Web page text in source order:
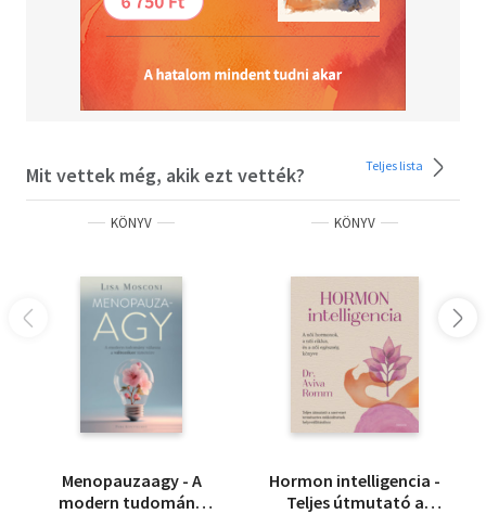
Mit vettek még, akik ezt vették? Teljes lista
KÖNYV
Menopauzaagy - A
modern tudomány
KÖNYV
Hormon intelligencia -
Teljes útmutató a